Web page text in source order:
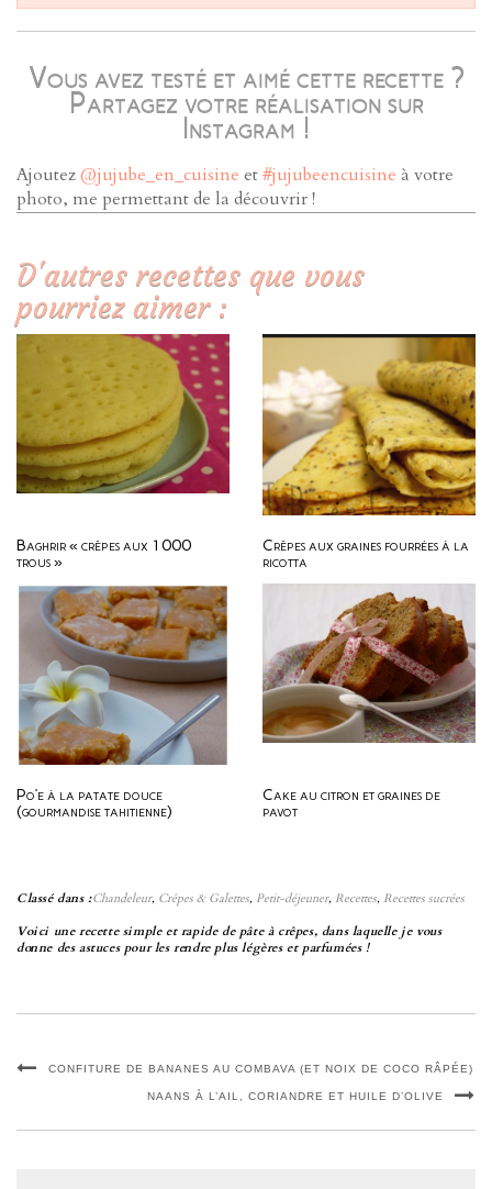
Vous avez testé et aimé cette recette ?
Partagez votre réalisation sur
Instagram !
Ajoutez@jujube_en_cuisine et#jujubeencuisine à votre
photo, me permettant de la découvrir !
D'autres recettes que vous
pourriez aimer :
Baghrir « crêpes aux 1000
trous »
Crêpes aux graines fourrées à la
ricotta
Po’e à la patate douce
(gourmandise tahitienne)
Cake au citron et graines de
pavot
Classé dans :Chandeleur, Crêpes & Galettes, Petit-déjeuner, Recettes, Recettes sucrées
Voici une recette simple et rapide de pâte à crêpes, dans laquelle je vous
donne des astuces pour les rendre plus légères et parfumées !
CONFITURE DE BANANES AU COMBAVA (ET NOIX DE COCO RÂPÉE)
NAANS À L’AIL, CORIANDRE ET HUILE D’OLIVE